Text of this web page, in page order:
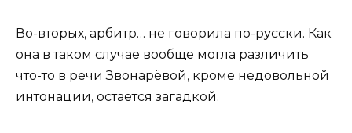
Во-вторых, арбитр… не говорила по-русски. Как
она в таком случае вообще могла различить
что-то в речи Звонарёвой, кроме недовольной
интонации, остаётся загадкой.